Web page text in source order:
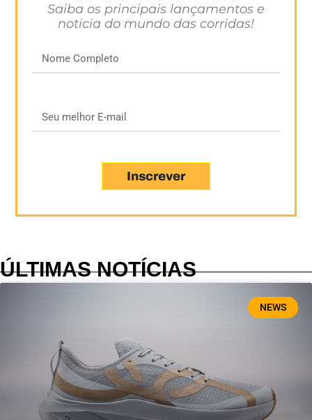
Saiba os principais lançamentos e
noticia do mundo das corridas!
Inscrever
ÚLTIMAS NOTÍCIAS
NEWS